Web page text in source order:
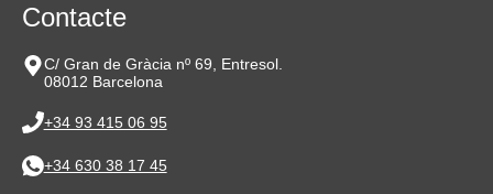
Contacte
C/ Gran de Gràcia nº 69, Entresol.
08012 Barcelona
+34 93 415 06 95
+34 630 38 17 45